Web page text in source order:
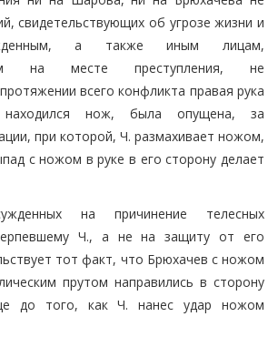
свидетельствующих об угрозе жизни и
а также иным лицам,
на месте преступления, не
всего конфликта правая рука
нож, была опущена, за
при которой, Ч. размахивает ножом,
с ножом в руке в его сторону делает
на причинение телесных
Ч., а не на защиту от его
тот факт, что Брюхачев с ножом
прутом направились в сторону
до того, как Ч. нанес удар ножом